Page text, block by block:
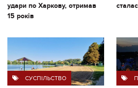
удари по Харкову, отримав
15 років
СУСПІЛЬСТВО